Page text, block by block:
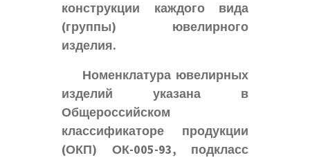
конструкции каждого вида
(группы) ювелирного
изделия.
Номенклатура ювелирных
изделий указана в
Общероссийском
классификаторе продукции
(ОКП) ОК-005-93, подкласс